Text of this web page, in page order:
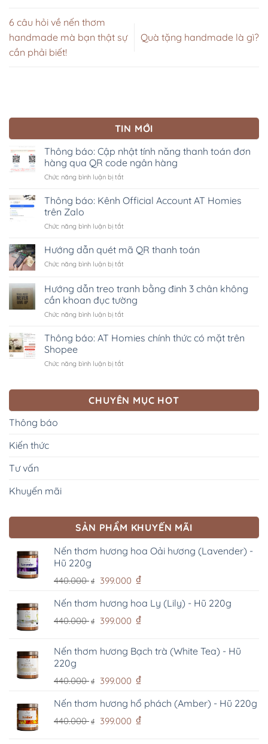
6 câu hỏi về nến thơm
handmade mà bạn thật sự
cần phải biết!
Quà tặng handmade là gì?
TIN MỚI
Thông báo: Cập nhật tính năng thanh toán đơn
hàng qua QR code ngân hàng
Chức năng bình luận bị tắtở
báo:
Cập
tính
thanh
qua
QR
Thông báo: Kênh Official Account AT Homies
trên Zalo
Chức năng bình luận bị tắtở
báo:
Kênh
AT
Homies
trên
Hướng dẫn quét mã QR thanh toán
Chức năng bình luận bị tắtở
quét
mã
QR
toán
Hướng dẫn treo tranh bằng đinh 3 chân không
cần khoan đục tường
Chức năng bình luận bị tắtở
dẫn
bằng
chân
không
Thông báo: AT Homies chính thức có mặt trên
Shopee
Chức năng bình luận bị tắtở
Homies
CHUYÊN MỤC HOT
Thông báo
Kiến thức
Tư vấn
Khuyến mãi
SẢN PHẨM KHUYẾN MÃI
Nến thơm hương hoa Oải hương (Lavender) -
Hũ 220g
440.000₫
Giá
là:
440.000 ₫.
399.000 ₫Giá
tại
là:
399.000 ₫.
Nến thơm hương hoa Ly (Lily) - Hũ 220g
440.000₫
Giá
440.000 ₫.
399.000 ₫Giá
là:
Nến thơm hương Bạch trà (White Tea) - Hũ
220g
440.000₫
Giá
là:
440.000 ₫.
399.000 ₫Giá
tại
là:
399.000 ₫.
Nến thơm hương hổ phách (Amber) - Hũ 220g
440.000₫
Giá
399.000 ₫Giá